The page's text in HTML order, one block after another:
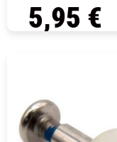
5,95 €